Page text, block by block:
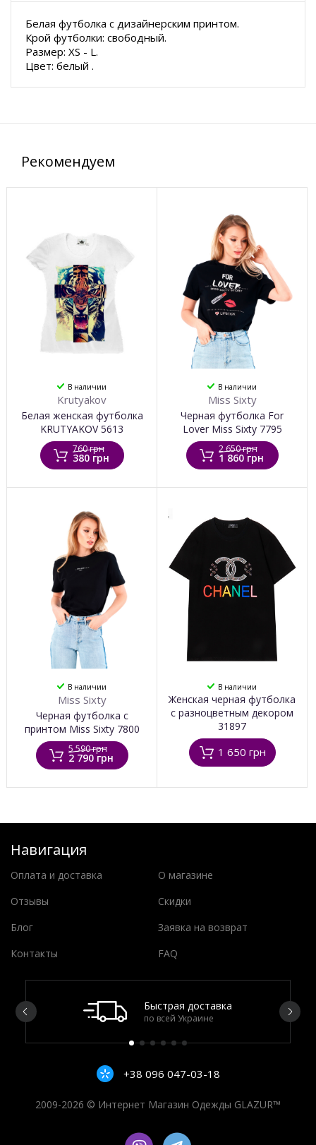
Белая футболка с дизайнерским принтом.
Крой футболки: свободный.
Размер: XS - L.
Цвет: белый .
Рекомендуем
В наличии
Krutyakov
Белая женская футболка
KRUTYAKOV 5613
760 грн
380 грн
В наличии
Miss Sixty
Черная футболка For
Lover Miss Sixty 7795
2 650 грн
1 860 грн
В наличии
Miss Sixty
Черная футболка с
принтом Miss Sixty 7800
5 590 грн
2 790 грн
В наличии
Женская черная футболка
с разноцветным декором
31897
1 650 грн
Навигация
Оплата и доставка
О магазине
Отзывы
Скидки
Блог
Заявка на возврат
Контакты
FAQ
Быстрая доставка
по всей Украине
+38 096 047-03-18
2009-2026 © Интернет Магазин Одежды GLAZUR™